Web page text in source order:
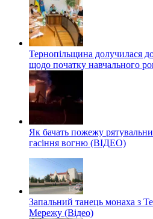
Тернопільщина долучилася
щодо початку навчального
Як бачать пожежу
гасіння вогню (ВІДЕО)
Запальний танець монаха з
Мережу (Відео)